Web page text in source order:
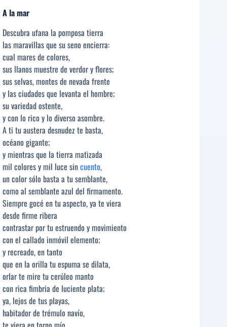
A la mar
Descubra ufana la pomposa tierra
las maravillas que su seno encierra:
cual mares de colores,
sus llanos muestre de verdor y flores;
sus selvas, montes de nevada frente
y las ciudades que levanta el hombre;
su variedad ostente,
y con lo rico y lo diverso asombre.
A ti tu austera desnudez te basta,
océano gigante;
y mientras que la tierra matizada
mil colores y mil luce sincuento,
un color sólo basta a tu semblante,
como al semblante azul del firmamento.
Siempre gocé en tu aspecto, ya te viera
desde firme ribera
contrastar por tu estruendo y movimiento
con el callado inmóvil elemento;
y recreado, en tanto
que en la orilla tu espuma se dilata,
orlar te mire tu cerúleo manto
con rica fimbria de luciente plata;
ya, lejos de tus playas,
habitador de trémulo navío,